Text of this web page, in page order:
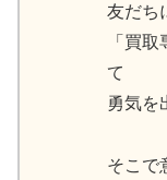
友だち
「買
て
勇気を
そこで